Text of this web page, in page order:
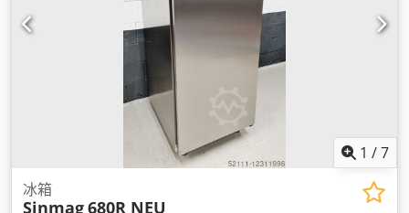
1 /7
冰箱
Sinmag680R NEU